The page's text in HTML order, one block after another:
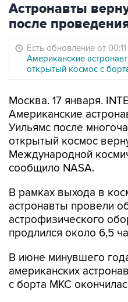
Астронавты
после
Есть обновление от 00:11
Американские
открытый космос с
Москва. 17 января.
Американские
Уильямс после
открытый космос
Международной
сообщило NASA.
В рамках выхода в
астронавты провели
астрофизического
продлился около 6,5
В июне минувшего
американских
с борта МКС